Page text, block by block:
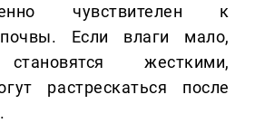
чувствителен к
Если влаги мало,
жесткими,
растрескаться после